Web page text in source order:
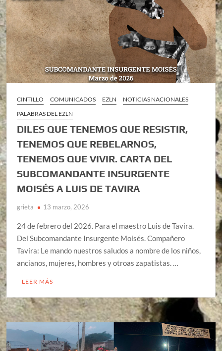
CINTILLO COMUNICADOS EZLN
NOTICIAS NACIONALES
PALABRAS DEL EZLN
DILES QUE TENEMOS QUE RESISTIR,
TENEMOS QUE REBELARNOS,
TENEMOS QUE VIVIR. CARTA DEL
SUBCOMANDANTE INSURGENTE
MOISÉS A LUIS DE TAVIRA
grieta 13 marzo, 2026
24 de febrero del 2026. Para el maestro Luis de Tavira.
Del Subcomandante Insurgente Moisés. Compañero
Tavira: Le mando nuestros saludos a nombre de los niños,
ancianos, mujeres, hombres y otroas zapatistas. …
LEER MÁS